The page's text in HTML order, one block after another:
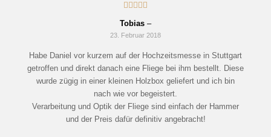
mit5von 5
Tobias –
23. Februar 2018
Habe Daniel vor kurzem auf der Hochzeitsmesse in Stuttgart
getroffen und direkt danach eine Fliege bei ihm bestellt. Diese
wurde zügig in einer kleinen Holzbox geliefert und ich bin
nach wie vor begeistert.
Verarbeitung und Optik der Fliege sind einfach der Hammer
und der Preis dafür definitiv angebracht!